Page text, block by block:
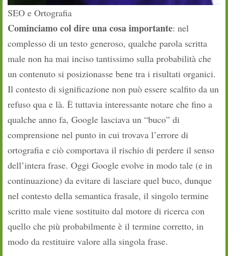
SEO e Ortografia
Cominciamo col dire una cosa importante: nel
complesso di un testo generoso, qualche parola scritta
male non ha mai inciso tantissimo sulla probabilità che
un contenuto si posizionasse bene tra i risultati organici.
Il contesto di significazione non può essere scalfito da un
refuso qua e là. È tuttavia interessante notare che fino a
qualche anno fa, Google lasciava un “buco” di
comprensione nel punto in cui trovava l’errore di
ortografia e ciò comportava il rischio di perdere il senso
dell’intera frase. Oggi Google evolve in modo tale (e in
continuazione) da evitare di lasciare quel buco, dunque
nel contesto della semantica frasale, il singolo termine
scritto male viene sostituito dal motore di ricerca con
quello che più probabilmente è il termine corretto, in
modo da restituire valore alla singola frase.